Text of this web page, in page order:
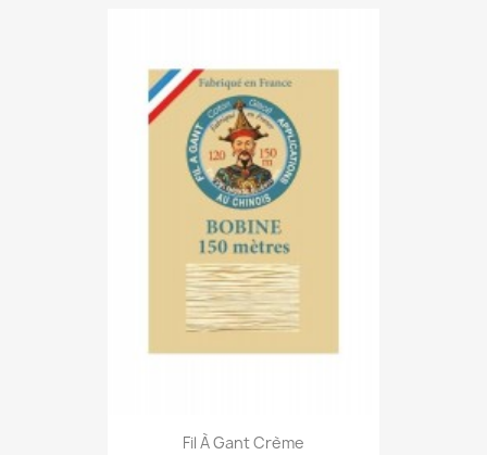
Fil À Gant Crème